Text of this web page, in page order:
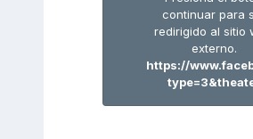
continuar para
redirigido al sitio
externo.
https://